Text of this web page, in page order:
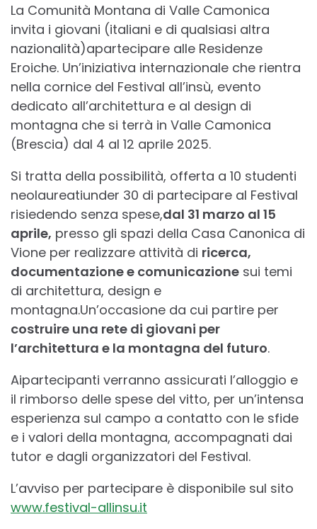
La Comunità Montana di Valle Camonica
invita i giovani (italiani e di qualsiasi altra
nazionalità)apartecipare alle Residenze
Eroiche. Un’iniziativa internazionale che rientra
nella cornice del Festival all’insù, evento
dedicato all’architettura e al design di
montagna che si terrà in Valle Camonica
(Brescia) dal 4 al 12 aprile 2025.
Si tratta della possibilità, offerta a 10 studenti
neolaureatiunder 30 di partecipare al Festival
risiedendo senza spese,dal 31 marzo al 15
aprile, presso gli spazi della Casa Canonica di
Vione per realizzare attività di ricerca,
documentazione e comunicazione sui temi
di architettura, design e
montagna.Un’occasione da cui partire per
costruire una rete di giovani per
l’architettura e la montagna del futuro.
Aipartecipanti verranno assicurati l’alloggio e
il rimborso delle spese del vitto, per un’intensa
esperienza sul campo a contatto con le sfide
e i valori della montagna, accompagnati dai
tutor e dagli organizzatori del Festival.
L’avviso per partecipare è disponibile sul sito
www.festival-allinsu.it